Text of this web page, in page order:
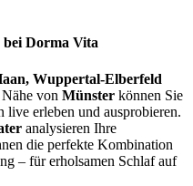
Dorma Vita
Wuppertal-Elberfeld
von Münster können Sie
live erleben und ausprobieren.
analysieren Ihre
die perfekte Kombination
– für erholsamen Schlaf auf